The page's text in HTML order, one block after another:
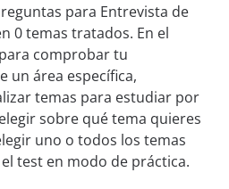
para Entrevista de
0 temas tratados. En el
comprobar tu
un área específica,
temas para estudiar por
sobre qué tema quieres
uno o todos los temas
test en modo de práctica.